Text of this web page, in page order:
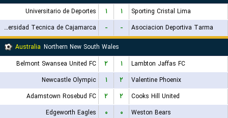
Universitario de Deportes
۱ ۱
Sporting Cristal Lima
Universidad Tecnica de Cajamarca
- -
Asociacion Deportiva Tarma
Australia Northern New South Wales
Belmont Swansea United FC
۲ ۱
Lambton Jaffas FC
Newcastle Olympic
۱ ۲
Valentine Phoenix
Adamstown Rosebud FC
۲ ۲
Cooks Hill United
Edgeworth Eagles
۰ ۰
Weston Bears